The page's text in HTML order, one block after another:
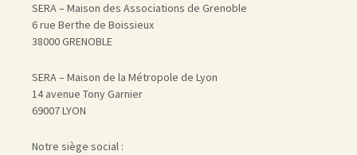
SERA – Maison des Associations de Grenoble
6 rue Berthe de Boissieux
38000 GRENOBLE
SERA – Maison de la Métropole de Lyon
14 avenue Tony Garnier
69007 LYON
Notre siège social :